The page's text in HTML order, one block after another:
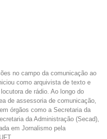
no campo da comunicação ao
como arquivista de texto e
de rádio. Ao longo do
de assessoria de comunicação,
órgãos como a Secretaria da
da Administração (Secad),
em Jornalismo pela